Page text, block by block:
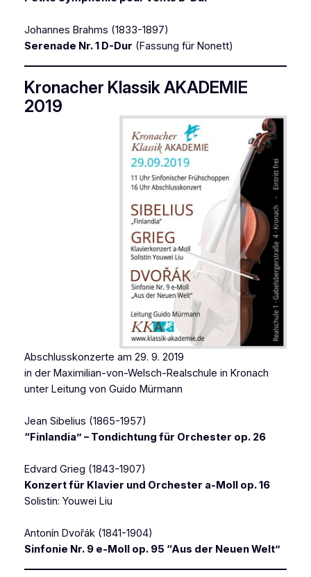
Johannes Brahms (1833-1897)
Serenade Nr. 1 D-Dur (Fassung für Nonett)
Kronacher Klassik AKADEMIE
2019
Abschlusskonzerte am 29. 9. 2019
in der Maximilian-von-Welsch-Realschule in Kronach
unter Leitung von Guido Mürmann
Jean Sibelius (1865-1957)
“Finlandia” – Tondichtung für Orchester op. 26
Edvard Grieg (1843-1907)
Konzert für Klavier und Orchester a-Moll op. 16
Solistin: Youwei Liu
Antonín Dvořák (1841-1904)
Sinfonie Nr. 9 e-Moll op. 95 “Aus der Neuen Welt”